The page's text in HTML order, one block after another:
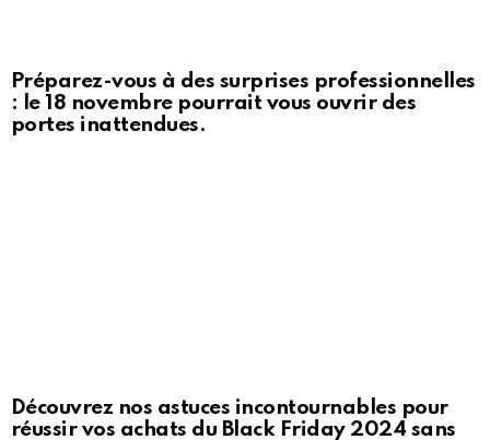
Préparez-vous à des surprises professionnelles
: le 18 novembre pourrait vous ouvrir des
portes inattendues.
Découvrez nos astuces incontournables pour
réussir vos achats du Black Friday 2024 sans